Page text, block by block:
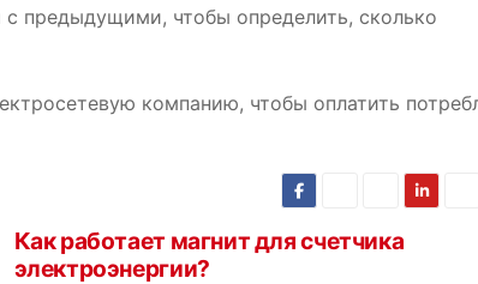
с предыдущими, чтобы определить, сколько
компанию, чтобы оплатить
Как работает магнит для счетчика
электроэнергии?